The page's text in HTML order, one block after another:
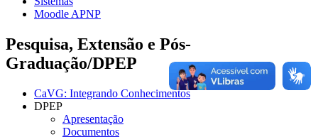
Moodle APNP
Pesquisa, Extensão e Pós-
Graduação/DPEP
CaVG: Integrando Conhecimentos
DPEP
Apresentação
Documentos